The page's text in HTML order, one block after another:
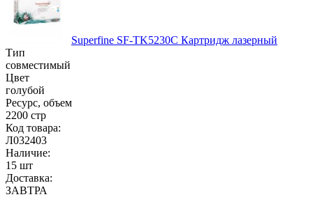
Superfine SF-TK5230C Картридж лазерный
Тип
совместимый
Цвет
голубой
Ресурс, объем
2200 стр
Код товара:
Л032403
Наличие:
15 шт
Доставка:
ЗАВТРА